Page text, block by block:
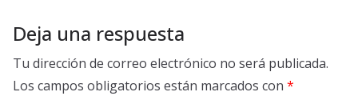
Deja una respuesta
Tu dirección de correo electrónico no será publicada.
Los campos obligatorios están marcados con *